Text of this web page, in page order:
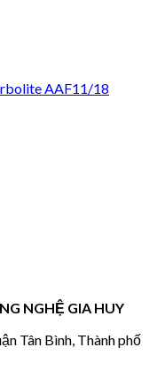
AAF11/18
NGHỆ GIA HUY
Tân Bình, Thành phố